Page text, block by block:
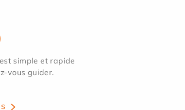
simple et rapide
vous guider.